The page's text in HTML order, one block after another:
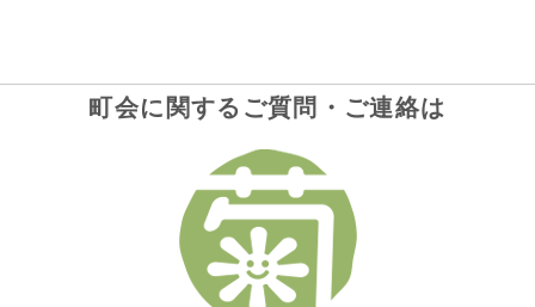
町会に関するご質問・ご連絡は